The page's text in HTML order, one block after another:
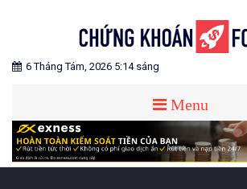
CHỨNG KHOÁN FOREX
Blog chia sẻ về Chứng Khoán và Forex
6 Tháng Tám, 2026 5:14 sáng
Menu